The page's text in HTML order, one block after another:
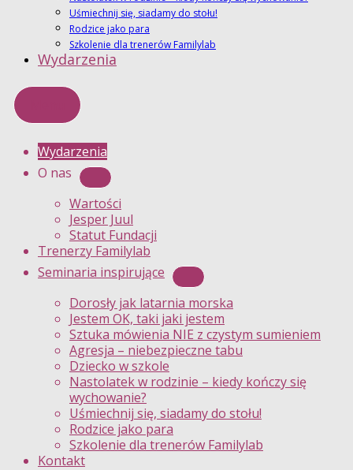
Uśmiechnij się, siadamy do stołu!
Rodzice jako para
Szkolenie dla trenerów Familylab
Wydarzenia
Wydarzenia
O nas
Wartości
Jesper Juul
Statut Fundacji
Trenerzy Familylab
Seminaria inspirujące
Dorosły jak latarnia morska
Jestem OK, taki jaki jestem
Sztuka mówienia NIE z czystym sumieniem
Agresja – niebezpieczne tabu
Dziecko w szkole
Nastolatek w rodzinie – kiedy kończy się
wychowanie?
Uśmiechnij się, siadamy do stołu!
Rodzice jako para
Szkolenie dla trenerów Familylab
Kontakt